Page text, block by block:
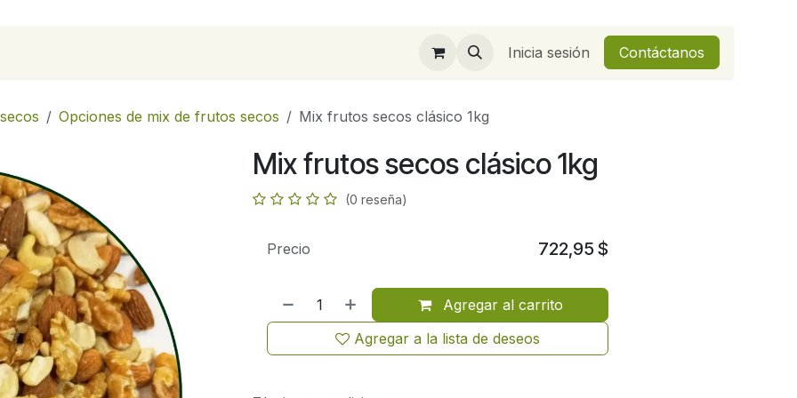
Inicia sesión Contáctanos
Opciones de mix de frutos secos Mix frutos secos clásico 1kg
Mix frutos secos clásico 1kg
(0 reseña)
Agregar al carrito
Agregar a la lista de deseos
Precio 722,95 $